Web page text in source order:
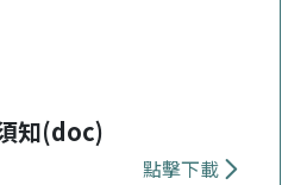
知(doc)
點擊下載